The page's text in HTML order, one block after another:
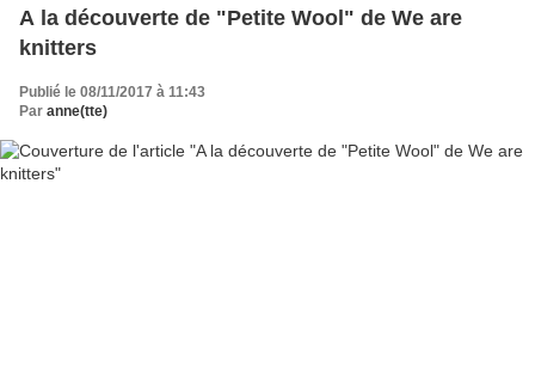
A la découverte de "Petite Wool" de We are
knitters
Publié le 08/11/2017 à 11:43
Par anne(tte)